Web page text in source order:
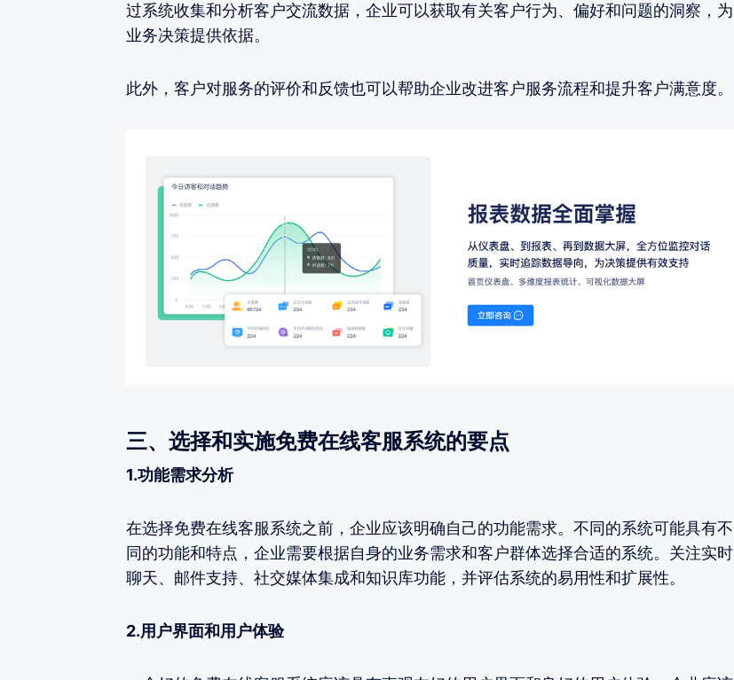
过系统收集和分析客户交流数据，企业可以获取有关客户行为、偏好和问题的洞察，为
业务决策提供依据。
此外，客户对服务的评价和反馈也可以帮助企业改进客户服务流程和提升客户满意度。
三、选择和实施免费在线客服系统的要点
1.功能需求分析
在选择免费在线客服系统之前，企业应该明确自己的功能需求。不同的系统可能具有不
同的功能和特点，企业需要根据自身的业务需求和客户群体选择合适的系统。关注实时
聊天、邮件支持、社交媒体集成和知识库功能，并评估系统的易用性和扩展性。
2.用户界面和用户体验